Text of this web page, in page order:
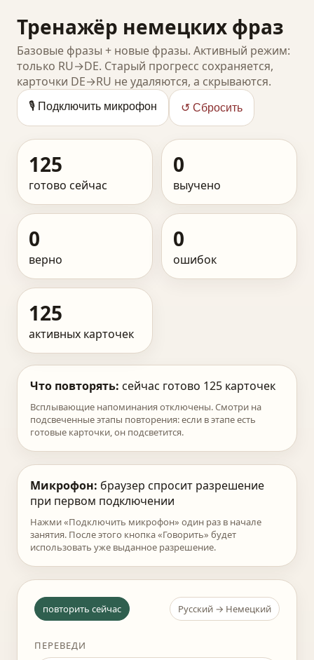
Тренажёр немецких фраз
Базовые фразы + новые фразы. Активный режим:
только RU→DE. Старый прогресс сохраняется,
карточки DE→RU не удаляются, а скрываются.
🎙️ Подключить микрофон ↺ Сбросить
125
готово сейчас
0
выучено
0
верно
0
ошибок
125
активных карточек
Что повторять: сейчас готово 125 карточек
Всплывающие напоминания отключены. Смотри на
подсвеченные этапы повторения: если в этапе есть
готовые карточки, он подсветится.
Микрофон: браузер спросит разрешение
при первом подключении
Нажми «Подключить микрофон» один раз в начале
занятия. После этого кнопка «Говорить» будет
использовать уже выданное разрешение.
повторить сейчас Русский → Немецкий
ПЕРЕВЕДИ